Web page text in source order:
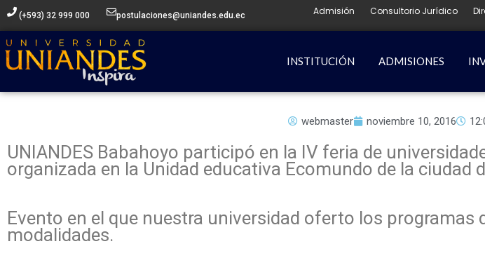
contenido
(+593) 32 999 000 postulaciones@uniandes.edu.ec Admisión Consultorio Jurídico
INSTITUCIÓN ADMISIONES
webmaster noviembre 10, 2016
UNIANDES Babahoyo participó en la IV feria de
organizada en la Unidad educativa Ecomundo de la ciudad
Evento en el que nuestra universidad oferto los programas
modalidades.